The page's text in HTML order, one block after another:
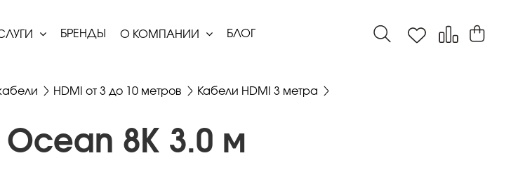
БРЕНДЫ О КОМПАНИИ БЛОГ
HDMI от 3 до 10 метров
Кабели HDMI 3 метра
Ocean 8К 3.0 м